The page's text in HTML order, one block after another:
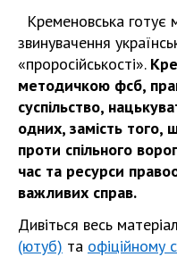
Кременовська готує
звинувачення
«проросійськості».
методичкою фсб,
суспільство,
одних, замість того,
проти спільного
час та ресурси
важливих справ.
Дивіться весь
(ютуб) та офіційному